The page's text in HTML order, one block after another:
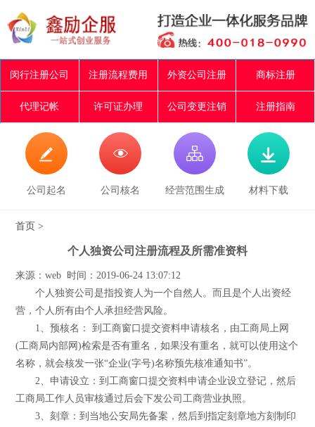
闵行注册公司 注册流程费用 外资公司注册 商标注册
代理记帐 许可证办理 公司变更注销 注册指南

公司起名

公司核名

经营范围生成

材料下载
首页 >
个人独资公司注册流程及所需准资料
来源：web 时间：2019-06-24 13:07:12
个人独资公司是指投资人为一个自然人。而且是个人出资经
营，个人所有由个人承担经营风险。
1、预核名： 到工商窗口提交资料申请核名，由工商局上网
(工商局内部网)检索是否有重名，如果没有重名，就可以使用这个
名称，就会核发一张“企业(字号)名称预先核准通知书”。
2、申请设立：到工商窗口提交资料申请企业设立登记，然后
工商局工作人员审核通过后会下发公司工商营业执照。
3、刻章：到当地公安局先备案，然后到指定刻章地方刻制印